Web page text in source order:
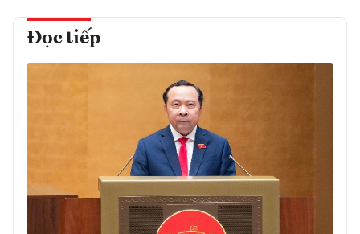
Đọc tiếp